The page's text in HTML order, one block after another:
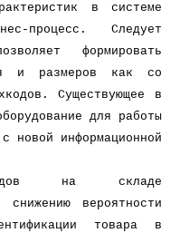
в системе
процесс. Следует
формировать
и размеров как со
Существующее в
для работы
новой информационной
на складе
снижению вероятности
товара в